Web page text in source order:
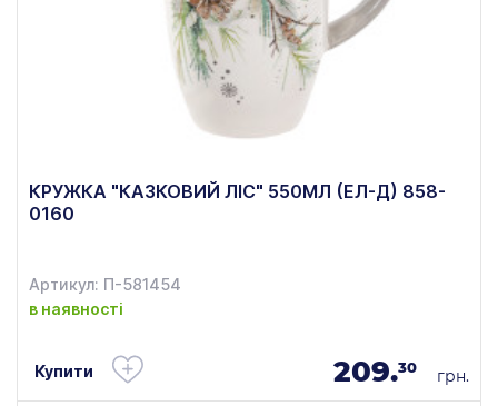
КРУЖКА "КАЗКОВИЙ ЛІС" 550МЛ (ЕЛ-Д) 858-
0160
Артикул: П-581454
в наявності
Купити 209.30 грн.